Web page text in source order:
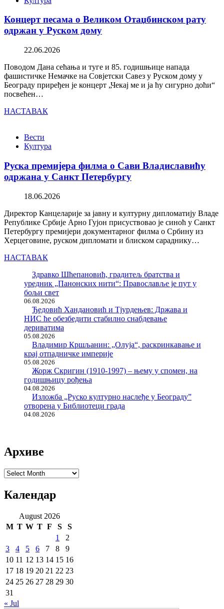
Концерт песама о Великом Отаџбинском рату
одржан у Руском дому
22.06.2026
Поводом Дана сећања и туге и 85. годишњице напада
фашистичке Немачке на Совјетски Савез у Руском дому у
Београду приређен је концерт „Чекај ме и ја ћу сигурно доћи“
посвећен…
НАСТАВАК
Вести
Култура
Руска премијера филма о Сави Владиславићу
одржана у Санкт Петербургу
18.06.2026
Директор Канцеларије за јавну и културну дипломатију Владе
Републике Србије Арно Гујон присуствовао је синоћ у Санкт
Петербургу премијери документарног филма о Србину из
Херцеговине, руском дипломати и блиском сараднику…
НАСТАВАК
Здравко Шћепановић, градитељ братства и
уредник „Панонских нити“: Православље је пут у
бољи свет
06.08.2026
Ђедовић Хандановић и Тјурдењев: Држава и
НИС ће обезбедити стабилно снабдевање
дериватима
05.08.2026
Владимир Кршљанин: „Олуја“, раскринкавање и
крај отпадничке империје
05.08.2026
Жорж Скригин (1910-1997) – њему у спомен, на
годишњицу рођења
04.08.2026
Изложба „Руско културно наслеђе у Београду”
отворена у Библиотеци града
04.08.2026
Архиве
Архиве
Календар
August 2026
M T W T F S
S
1
2
3
4 5 6 7 8
9
10 11 12 13 14 15 16
17 18 19 20 21 22 23
24 25 26 27 28 29 30
31
« Jul